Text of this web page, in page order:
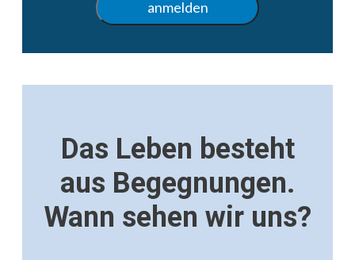
Das Leben besteht
aus Begegnungen.
Wann sehen wir uns?